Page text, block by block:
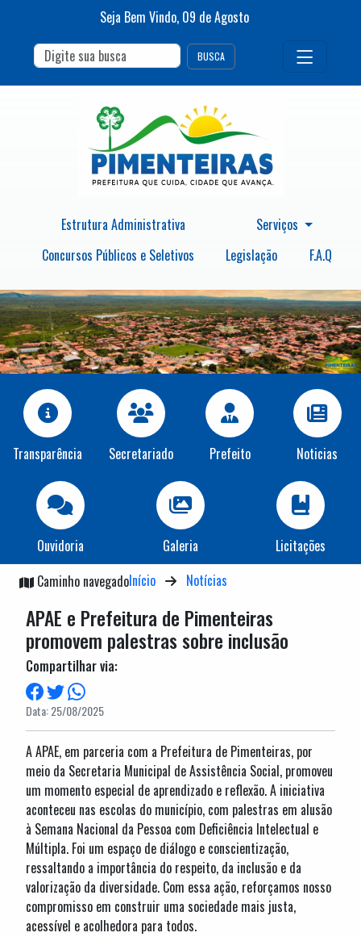
Seja Bem Vindo, 09 deAgosto
BUSCA
Estrutura Administrativa
Serviços
Concursos Públicos e Seletivos
Legislação F.A.Q
Transparência Secretariado Prefeito Noticias
Ouvidoria Galeria
Licitações
Caminho navegadoInício Notícias
APAE e Prefeitura de Pimenteiras
promovem palestras sobre inclusão
Compartilhar via:
Data: 25/08/2025
A APAE, em parceria com a Prefeitura de Pimenteiras, por
meio da Secretaria Municipal de Assistência Social, promoveu
um momento especial de aprendizado e reflexão. A iniciativa
aconteceu nas escolas do município, com palestras em alusão
à Semana Nacional da Pessoa com Deficiência Intelectual e
Múltipla. Foi um espaço de diálogo e conscientização,
ressaltando a importância do respeito, da inclusão e da
valorização da diversidade. Com essa ação, reforçamos nosso
compromisso em construir uma sociedade mais justa,
acessível e acolhedora para todos.